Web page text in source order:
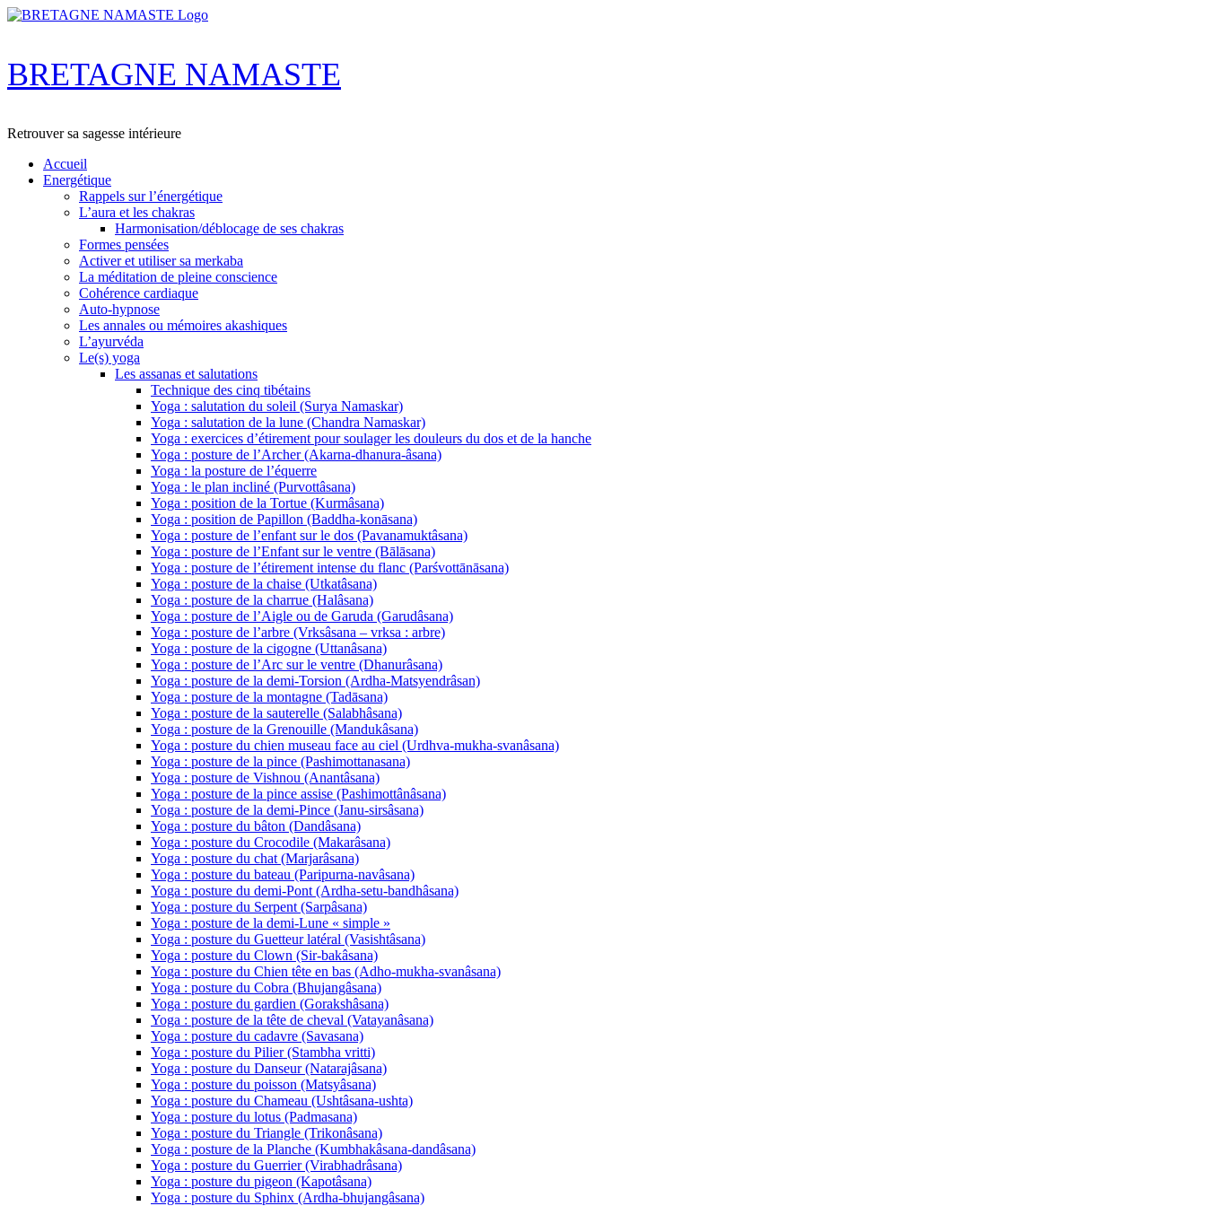
Skip
BRETAGNE NAMASTE
Retrouver sa sagesse intérieure
Accueil
Energétique
Rappels sur l’énergétique
L’aura et les chakras
Harmonisation/déblocage de ses chakras
Formes pensées
Activer et utiliser sa merkaba
La méditation de pleine conscience
Cohérence cardiaque
Auto-hypnose
Les annales ou mémoires akashiques
L’ayurvéda
Le(s) yoga
Les assanas et salutations
Technique des cinq tibétains
Yoga : salutation du soleil (Surya Namaskar)
Yoga : salutation de la lune (Chandra Namaskar)
Yoga : exercices d’étirement pour soulager les douleurs du dos et de la hanche
Yoga : posture de l’Archer (Akarna-dhanura-âsana)
Yoga : la posture de l’équerre
Yoga : le plan incliné (Purvottâsana)
Yoga : position de la Tortue (Kurmâsana)
Yoga : position de Papillon (Baddha-konāsana)
Yoga : posture de l’enfant sur le dos (Pavanamuktâsana)
Yoga : posture de l’Enfant sur le ventre (Bālāsana)
Yoga : posture de l’étirement intense du flanc (Parśvottānāsana)
Yoga : posture de la chaise (Utkatâsana)
Yoga : posture de la charrue (Halâsana)
Yoga : posture de l’Aigle ou de Garuda (Garudâsana)
Yoga : posture de l’arbre (Vrksâsana – vrksa : arbre)
Yoga : posture de la cigogne (Uttanâsana)
Yoga : posture de l’Arc sur le ventre (Dhanurâsana)
Yoga : posture de la demi-Torsion (Ardha-Matsyendrâsan)
Yoga : posture de la montagne (Tadāsana)
Yoga : posture de la sauterelle (Salabhâsana)
Yoga : posture de la Grenouille (Mandukâsana)
Yoga : posture du chien museau face au ciel (Urdhva-mukha-svanâsana)
Yoga : posture de la pince (Pashimottanasana)
Yoga : posture de Vishnou (Anantâsana)
Yoga : posture de la pince assise (Pashimottânâsana)
Yoga : posture de la demi-Pince (Janu-sirsâsana)
Yoga : posture du bâton (Dandâsana)
Yoga : posture du Crocodile (Makarâsana)
Yoga : posture du chat (Marjarâsana)
Yoga : posture du bateau (Paripurna-navâsana)
Yoga : posture du demi-Pont (Ardha-setu-bandhâsana)
Yoga : posture du Serpent (Sarpâsana)
Yoga : posture de la demi-Lune « simple »
Yoga : posture du Guetteur latéral (Vasishtâsana)
Yoga : posture du Clown (Sir-bakâsana)
Yoga : posture du Chien tête en bas (Adho-mukha-svanâsana)
Yoga : posture du Cobra (Bhujangâsana)
Yoga : posture du gardien (Gorakshâsana)
Yoga : posture de la tête de cheval (Vatayanâsana)
Yoga : posture du cadavre (Savasana)
Yoga : posture du Pilier (Stambha vritti)
Yoga : posture du Danseur (Natarajâsana)
Yoga : posture du poisson (Matsyâsana)
Yoga : posture du Chameau (Ushtâsana-ushta)
Yoga : posture du lotus (Padmasana)
Yoga : posture du Triangle (Trikonâsana)
Yoga : posture de la Planche (Kumbhakâsana-dandâsana)
Yoga : posture du Guerrier (Virabhadrâsana)
Yoga : posture du pigeon (Kapotâsana)
Yoga : posture du Sphinx (Ardha-bhujangâsana)